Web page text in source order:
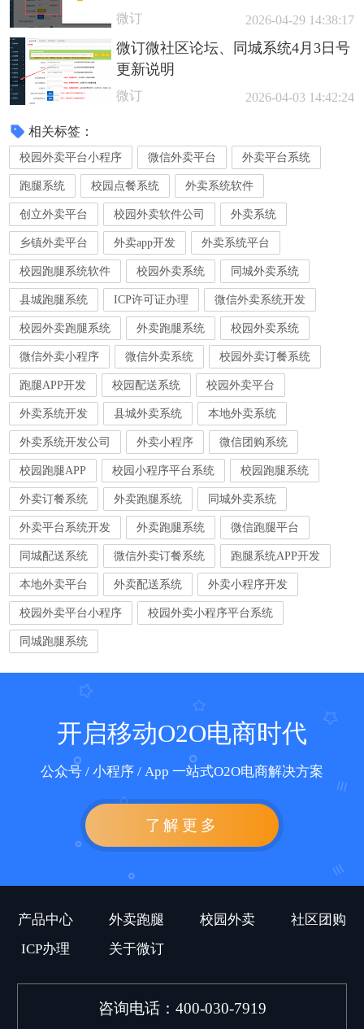
微订 2026-04-29 14:38:17
微订微社区论坛、同城系统4月3日号
更新说明
微订 2026-04-03 14:42:24
相关标签：
校园外卖平台小程序 微信外卖平台 外卖平台系统
跑腿系统 校园点餐系统 外卖系统软件
创立外卖平台 校园外卖软件公司 外卖系统
乡镇外卖平台 外卖app开发 外卖系统平台
校园跑腿系统软件 校园外卖系统 同城外卖系统
县城跑腿系统 ICP许可证办理 微信外卖系统开发
校园外卖跑腿系统 外卖跑腿系统 校园外卖系统
微信外卖小程序 微信外卖系统 校园外卖订餐系统
跑腿APP开发 校园配送系统 校园外卖平台
外卖系统开发 县城外卖系统 本地外卖系统
外卖系统开发公司 外卖小程序 微信团购系统
校园跑腿APP 校园小程序平台系统 校园跑腿系统
外卖订餐系统 外卖跑腿系统 同城外卖系统
外卖平台系统开发 外卖跑腿系统 微信跑腿平台
同城配送系统 微信外卖订餐系统 跑腿系统APP开发
本地外卖平台 外卖配送系统 外卖小程序开发
校园外卖平台小程序 校园外卖小程序平台系统
同城跑腿系统
开启移动O2O电商时代
公众号 / 小程序 / App 一站式O2O电商解决方案
了解更多
产品中心 外卖跑腿 校园外卖
社区团购
ICP办理
关于微订
咨询电话：400-030-7919